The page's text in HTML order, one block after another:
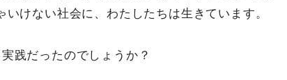
けない社会に、わたしたちは生きています。
践だったのでしょうか？